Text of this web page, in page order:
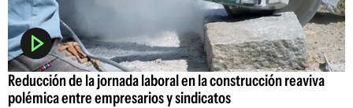
Reducción de la jornada laboral en la construcción reaviva
polémica entre empresarios y sindicatos